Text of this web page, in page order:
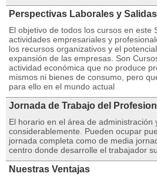
Perspectivas Laborales y
El objetivo de todos los cursos en este
actividades empresariales y
los recursos organizativos y el
expansión de las empresas. Son
actividad económica que no produce
mismos ni bienes de consumo, pero
para ello en el mundo actual
Jornada de Trabajo del
El horario en el área de administración
considerablemente. Pueden ocupar
jornada completa como de media
centro donde desarrolle el trabajador
Nuestras Ventajas